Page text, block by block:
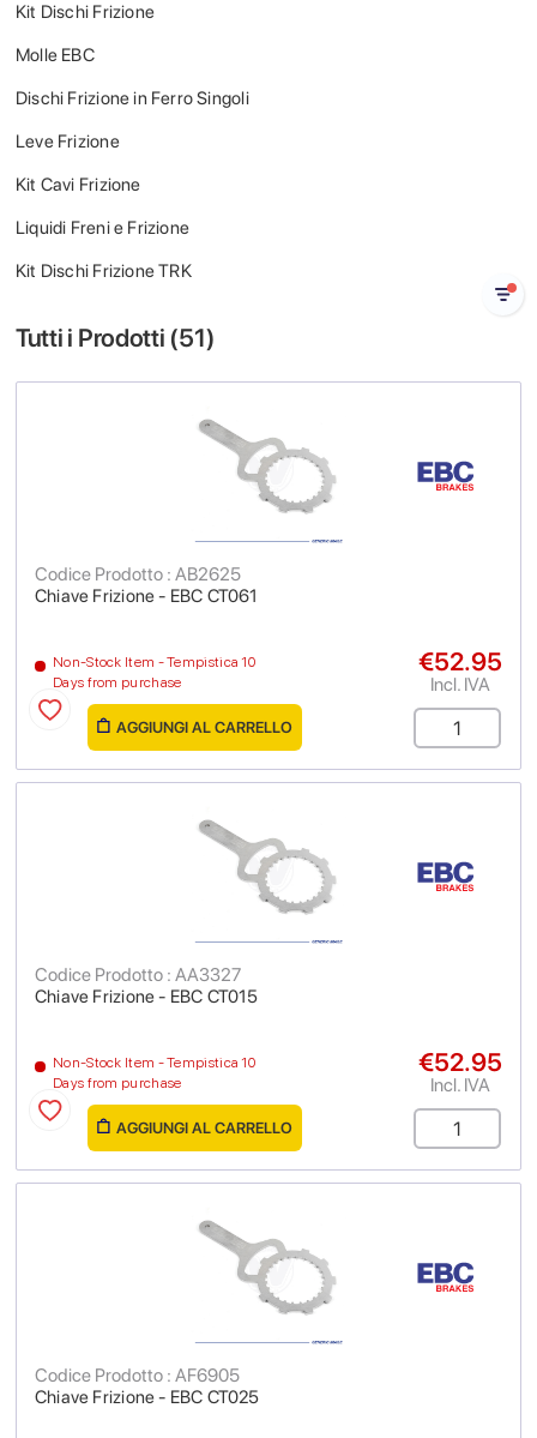
Kit Dischi Frizione
Molle EBC
Dischi Frizione in Ferro Singoli
Leve Frizione
Kit Cavi Frizione
Liquidi Freni e Frizione
Kit Dischi Frizione TRK
Tutti i Prodotti (51)
Chiave Frizione - EBC CT061
Codice Prodotto : AB2625
Non-Stock Item - Tempistica 10
Days from purchase
€52.95
Incl. IVA
AGGIUNGI AL CARRELLO
Chiave Frizione - EBC CT015
Codice Prodotto : AA3327
Non-Stock Item - Tempistica 10
Days from purchase
€52.95
Incl. IVA
AGGIUNGI AL CARRELLO
Chiave Frizione - EBC CT025
Codice Prodotto : AF6905